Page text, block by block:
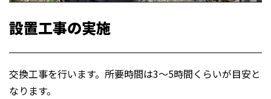
設置工事の実施
交換工事を行います。所要時間は3～5時間くらいが目安と
なります。